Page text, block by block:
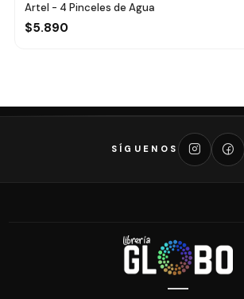
Artel - 4 Pinceles de Agua
$5.890
SÍGUENOS